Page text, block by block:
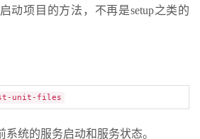
动项目的方法，不再是setup之类的
unit-files
统的服务启动和服务状态。